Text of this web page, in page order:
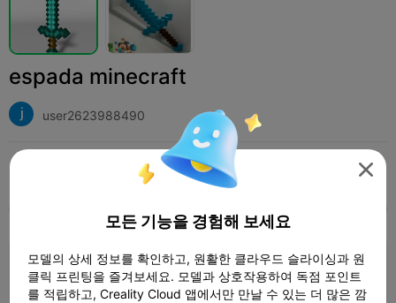
espada minecraft
user2623988490
인쇄 설정 (1) 추가하다 3D Printers 3D Printer Parts 
K2 Plus K2 Pro
0.2mm layer, 2 walls, 15% infill
 18h 34m  3 플레이트  291.11g

모든 기능을 경험해 보세요
모델의 상세 정보를 확인하고, 원활한 클라우드 슬라이싱과 원
클릭 프린팅을 즐겨보세요. 모델과 상호작용하여 독점 포인트
를 적립하고, Creality Cloud 앱에서만 만날 수 있는 더 많은 깜